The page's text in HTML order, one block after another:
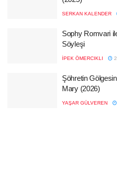
SERKAN KALENDER
Sophy Romvari
Söyleşi
İPEK ÖMERCIKLI
Şöhretin
Mary (2026)
YAŞAR GÜLVEREN